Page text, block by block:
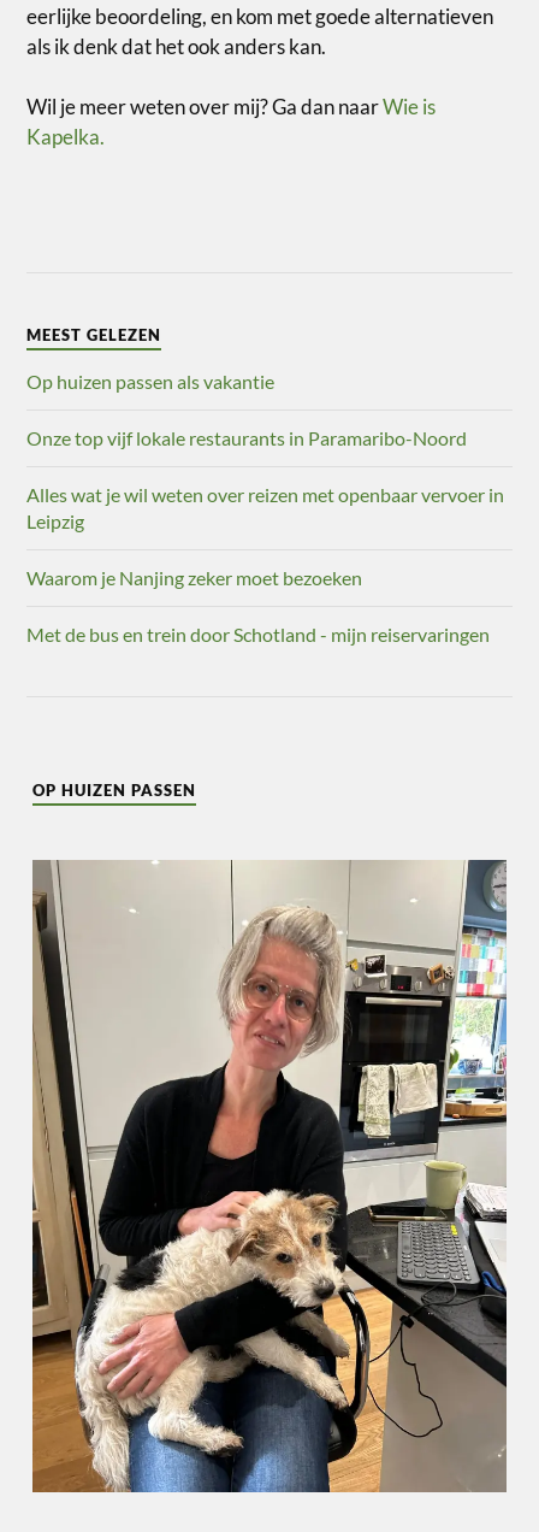
eerlijke beoordeling, en kom met goede alternatieven
als ik denk dat het ook anders kan.
Wil je meer weten over mij? Ga dan naarWie is
Kapelka.
MEEST GELEZEN
Op huizen passen als vakantie
Onze top vijf lokale restaurants in Paramaribo-Noord
Alles wat je wil weten over reizen met openbaar vervoer in
Leipzig
Waarom je Nanjing zeker moet bezoeken
Met de bus en trein door Schotland - mijn reiservaringen
OP HUIZEN PASSEN